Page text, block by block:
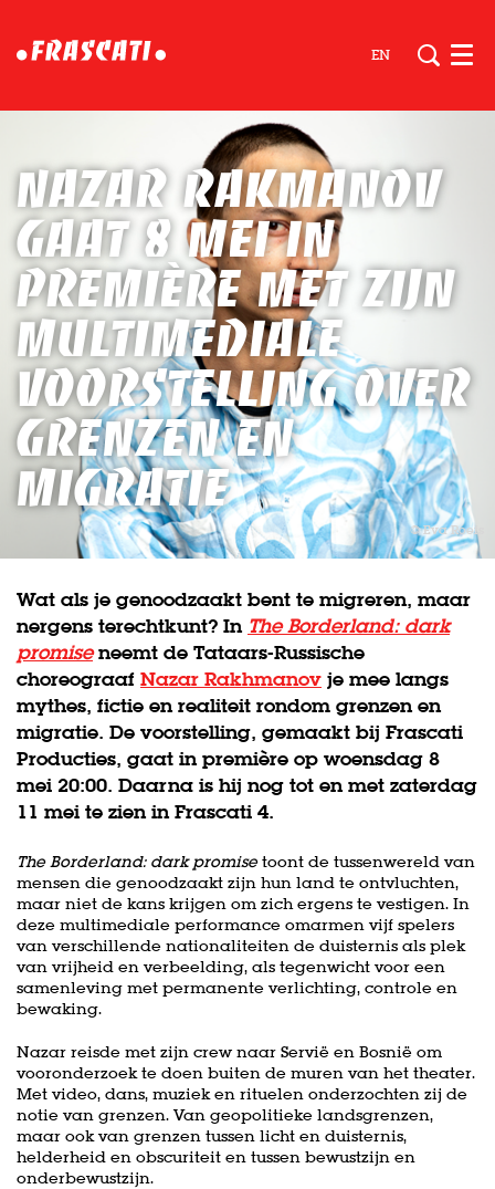
EN
© Eva Roefs
Nazar Rakmanov
gaat 8 mei in
première met zijn
multimediale
voorstelling over
grenzen en
migratie
Wat als je genoodzaakt bent te migreren, maar
nergens terechtkunt? In The Borderland: dark
promiseneemt de Tataars-Russische
choreograaf Nazar Rakhmanov je mee langs
mythes, fictie en realiteit rondom grenzen en
migratie. De voorstelling, gemaakt bij Frascati
Producties, gaat in première op woensdag 8
mei 20:00. Daarna is hij nog tot en met zaterdag
11 mei te zien in Frascati 4.
The Borderland: dark promisetoont de tussenwereld van
mensen die genoodzaakt zijn hun land te ontvluchten,
maar niet de kans krijgen om zich ergens te vestigen. In
deze multimediale performance omarmen vijf spelers
van verschillende nationaliteiten de duisternis als plek
van vrijheid en verbeelding, als tegenwicht voor een
samenleving met permanente verlichting, controle en
bewaking.
Nazar reisde met zijn crew naar Servië en Bosnië om
vooronderzoek te doen buiten de muren van het theater.
Met video, dans, muziek en rituelen onderzochten zij de
notie van grenzen. Van geopolitieke landsgrenzen,
maar ook van grenzen tussen licht en duisternis,
helderheid en obscuriteit en tussen bewustzijn en
onderbewustzijn.